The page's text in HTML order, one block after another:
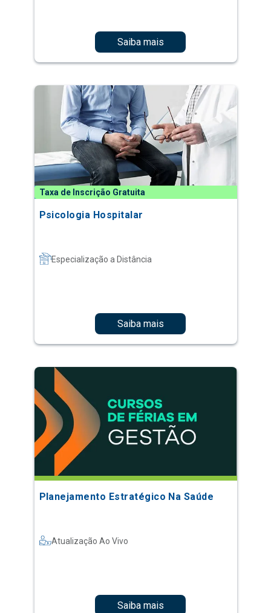
Saiba mais
Taxa de Inscrição Gratuita
Psicologia Hospitalar
Especialização a Distância
Saiba mais
Planejamento Estratégico Na Saúde
Atualização Ao Vivo
Saiba mais